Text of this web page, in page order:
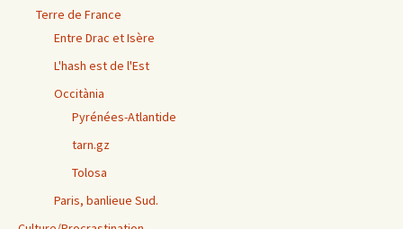
Terre de France
Entre Drac et Isère
L'hash est de l'Est
Occitània
Pyrénées-Atlantide
tarn.gz
Tolosa
Paris, banlieue Sud.